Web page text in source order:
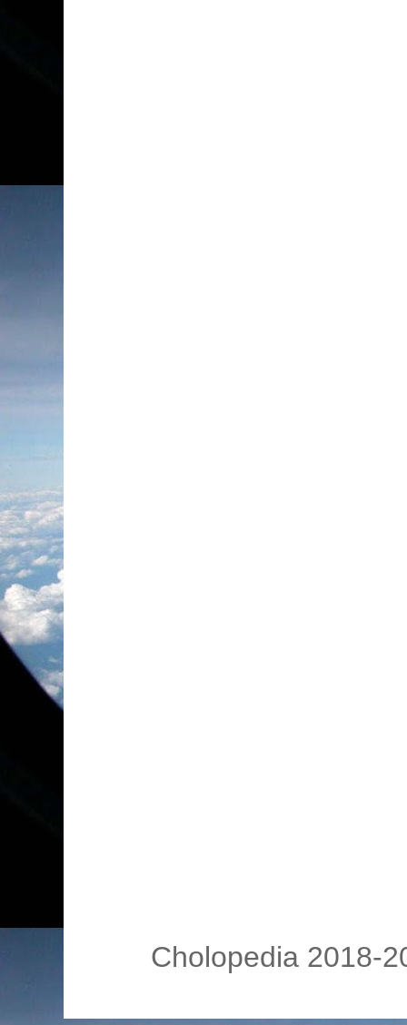
Cholopedia 2018-